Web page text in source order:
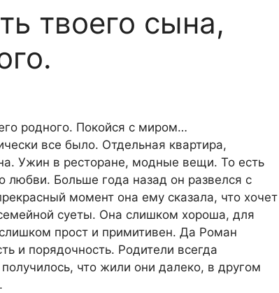
твоего сына,
родного. Покойся с миром…
все было. Отдельная квартира,
Ужин в ресторане, модные вещи. То есть
любви. Больше года назад он развелся с
момент она ему сказала, что хочет
суеты. Она слишком хороша, для
прост и примитивен. Да Роман
и порядочность. Родители всегда
что жили они далеко, в другом